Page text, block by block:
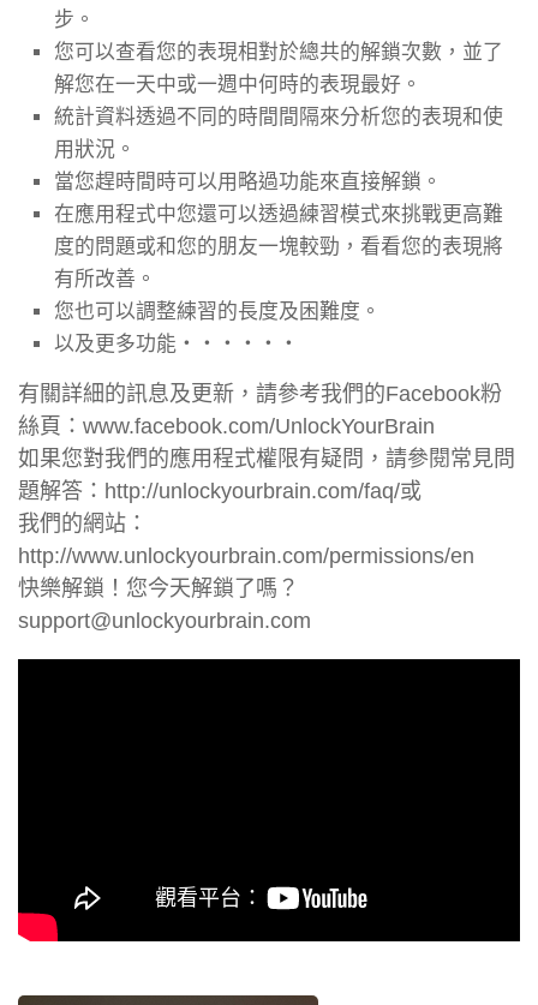
步。
您可以查看您的表現相對於總共的解鎖次數，並了
解您在一天中或一週中何時的表現最好。
統計資料透過不同的時間間隔來分析您的表現和使
用狀況。
當您趕時間時可以用略過功能來直接解鎖。
在應用程式中您還可以透過練習模式來挑戰更高難
度的問題或和您的朋友一塊較勁，看看您的表現將
有所改善。
您也可以調整練習的長度及困難度。
以及更多功能‧‧‧‧‧‧
有關詳細的訊息及更新，請參考我們的Facebook粉
絲頁：www.facebook.com/UnlockYourBrain
如果您對我們的應用程式權限有疑問，請參閱常見問
題解答：http://unlockyourbrain.com/faq/或
我們的網站：
http://www.unlockyourbrain.com/permissions/en
快樂解鎖！您今天解鎖了嗎？
support@unlockyourbrain.com